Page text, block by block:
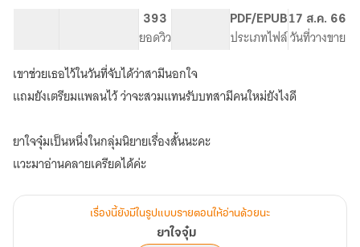
393
ยอดวิว
PDF/EPUB
ประเภทไฟล์
17 ส.ค. 66
วันที่วางขาย
เขาช่วยเธอไว้ในวันที่จับได้ว่าสามีนอกใจ
แถมยังเตรียมแพลนไว้ ว่าจะสวมแทนรับบทสามีคนใหม่ยังไงดี
ยาใจจุ๋มเป็นหนึ่งในกลุ่มนิยายเรื่องสั้นนะคะ
แวะมาอ่านคลายเครียดได้ค่ะ
เรื่องนี้ยังมีในรูปแบบรายตอนให้อ่านด้วยนะ
ยาใจจุ๋ม